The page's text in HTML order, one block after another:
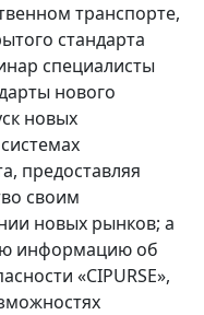
транспорте,
стандарта
специалисты
нового
новых
предоставляя
своим
новых рынков; а
информацию об
«CIPURSE»,